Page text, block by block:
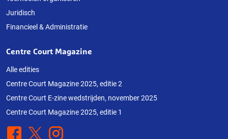
Juridisch
Financieel & Administratie
Centre Court Magazine
Alle edities
Centre Court Magazine 2025, editie 2
Centre Court E-zine wedstrijden, november 2025
Centre Court Magazine 2025, editie 1
Facebook
X Instagram